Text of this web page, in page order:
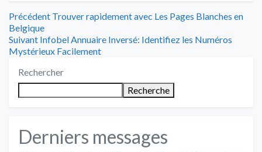
Navigation
de
l’article
Précédent Article
:
Trouver rapidement avec Les Pages Blanches en
Belgique
Suivant Article
suivant
Infobel Annuaire Inversé: Identifiez les Numéros
Mystérieux Facilement
Rechercher
Recherche
Derniers messages